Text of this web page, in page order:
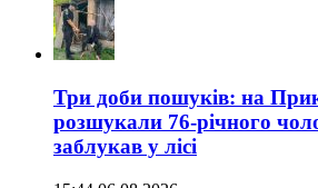
Три доби пошуків: на
розшукали 76-річного
заблукав у лісі